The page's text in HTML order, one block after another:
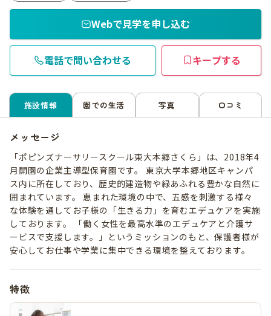
Webで見学を申し込む
電話で問い合わせる キープする
施設情報 園での生活 写真 口コミ
メッセージ
「ポピンズナーサリースクール東大本郷さくら」は、2018年4
月開園の企業主導型保育園です。 東京大学本郷地区キャンパ
ス内に所在しており、歴史的建造物や緑あふれる豊かな自然に
囲まれています。 恵まれた環境の中で、五感を刺激する様々
な体験を通してお子様の「生きる力」を育むエデュケアを実施
しております。 「働く女性を最高水準のエデュケアと介護サ
ービスで支援します。」というミッションのもと、保護者様が
安心してお仕事や学業に集中できる環境を整えております。
特徴